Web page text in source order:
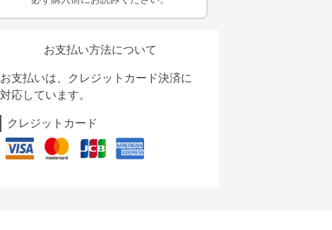
お支払い方法について
お支払いは、クレジットカード決済に
対応しています。
クレジットカード